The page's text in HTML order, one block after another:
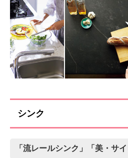
シンク
「流レールシンク」「美・サ